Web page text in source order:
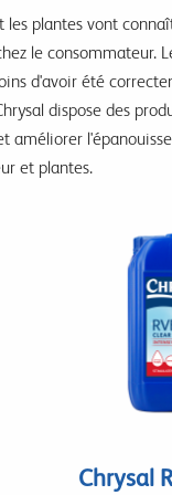
les plantes vont
le consommateur.
d'avoir été
dispose des
améliorer
et plantes.
Chrysal